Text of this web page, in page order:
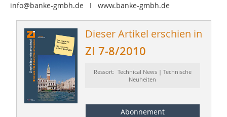
info@banke-gmbh.de I www.banke-gmbh.de
Dieser Artikel erschien in
ZI 7-8/2010
Ressort: Technical News | Technische
Neuheiten
Abonnement